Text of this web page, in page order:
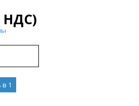
НДС)
1